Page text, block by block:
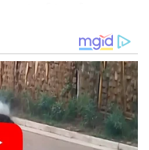
కోసం ఏసియానెట్ తెలుగు
ఎంచుకోండి